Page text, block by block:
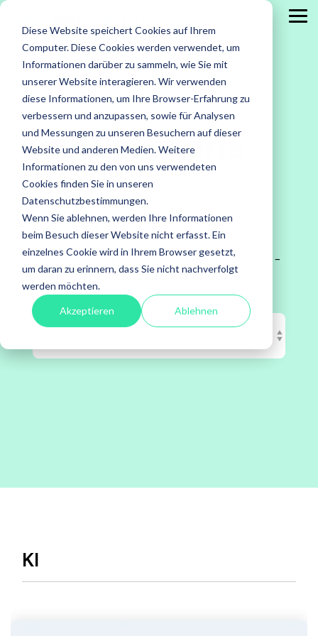
Diese Website speichert Cookies auf Ihrem
Computer. Diese Cookies werden verwendet, um
Informationen darüber zu sammeln, wie Sie mit
unserer Website interagieren. Wir verwenden
diese Informationen, um Ihre Browser-Erfahrung zu
verbessern und anzupassen, sowie für Analysen
und Messungen zu unseren Besuchern auf dieser
Website und anderen Medien. Weitere
Informationen zu den von uns verwendeten
Cookies finden Sie in unseren
Datenschutzbestimmungen.
Wenn Sie ablehnen, werden Ihre Informationen
beim Besuch dieser Website nicht erfasst. Ein
einzelnes Cookie wird in Ihrem Browser gesetzt,
um daran zu erinnern, dass Sie nicht nachverfolgt
werden möchten.
Akzeptieren Ablehnen
Skip
main
content.Leistungen
Alle anzeigen
Agiles Testen
API Testing
Last- und Performance
Nutzerabnahmetest / UAT
Offshore Test Center
Leistungen
Penetration Testing
Standardsoftware
Test Factory Services
Testautomatisierung
Testberatung
Testmanagement
Leistungen
unsere
Studies.
ISTQB Certified Tester
Foundation Level
AI Testing
Testing with GenAI
Test Management
Test Analyst
Test Automation Engineering
Agile Tester
Acceptance Testing
IREB Certified
Professional for
Requirements
Engineering
AI Foundation
TestSolutions
Blog
In unserem Blog teilen wir News, Fachwissen und
Einblicke in unsere Arbeit. Ob Trends im Software-
Testing, Events oder praxisnahe Qualitätssicherung –
hier finden Sie relevante Inhalte aus erster Hand.
KI